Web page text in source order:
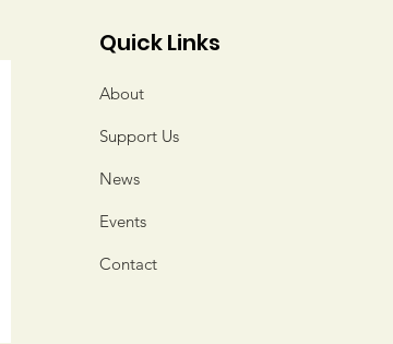
Quick Links
About
Support Us
News
Events
Contact